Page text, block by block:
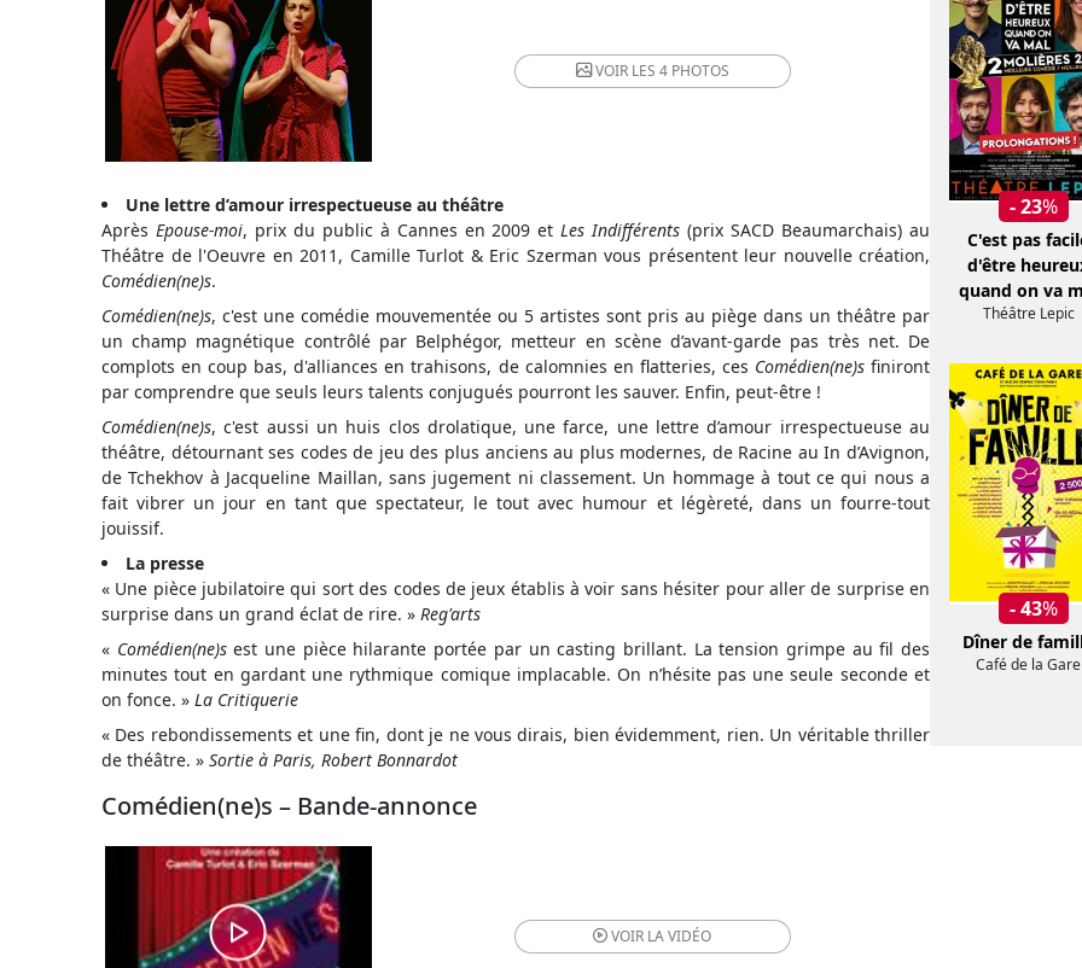
VOIR LES 4 PHOTOS
Une lettre d’amour irrespectueuse au théâtre
Après Epouse-moi, prix du public à Cannes en 2009 etLes Indifférents (prix SACD Beaumarchais) au
Théâtre de l'Oeuvre en 2011, Camille Turlot & Eric Szerman vous présentent leur nouvelle création,
Comédien(ne)s.
Comédien(ne)s, c'est une comédie mouvementée ou 5 artistes sont pris au piège dans un théâtre par
un champ magnétique contrôlé par Belphégor, metteur en scène d’avant-garde pas très net. De
complots en coup bas, d'alliances en trahisons, de calomnies en flatteries, ces Comédien(ne)sfiniront
par comprendre que seuls leurs talents conjugués pourront les sauver. Enfin, peut-être !
Comédien(ne)s, c'est aussi un huis clos drolatique, une farce, une lettre d’amour irrespectueuse au
théâtre, détournant ses codes de jeu des plus anciens au plus modernes, de Racine au In d’Avignon,
de Tchekhov à Jacqueline Maillan, sans jugement ni classement. Un hommage à tout ce qui nous a
fait vibrer un jour en tant que spectateur, le tout avec humour et légèreté, dans un fourre-tout
jouissif.
La presse
« Une pièce jubilatoire qui sort des codes de jeux établis à voir sans hésiter pour aller de surprise en
surprise dans un grand éclat de rire. » Reg'arts
« Comédien(ne)sest une pièce hilarante portée par un casting brillant. La tension grimpe au fil des
minutes tout en gardant une rythmique comique implacable. On n’hésite pas une seule seconde et
on fonce. » La Critiquerie
« Des rebondissements et une fin, dont je ne vous dirais, bien évidemment, rien. Un véritable thriller
de théâtre. » Sortie à Paris, Robert Bonnardot
Comédien(ne)s – Bande-annonce
VOIR LAVIDÉO
- 23%
C'est pas
d'être
quand on va
Théâtre Lepic
- 43%
Dîner de
Café de la Gare